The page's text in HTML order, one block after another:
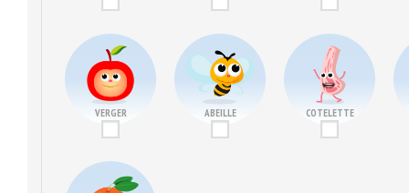
VERGER ABEILLE COTELETTE